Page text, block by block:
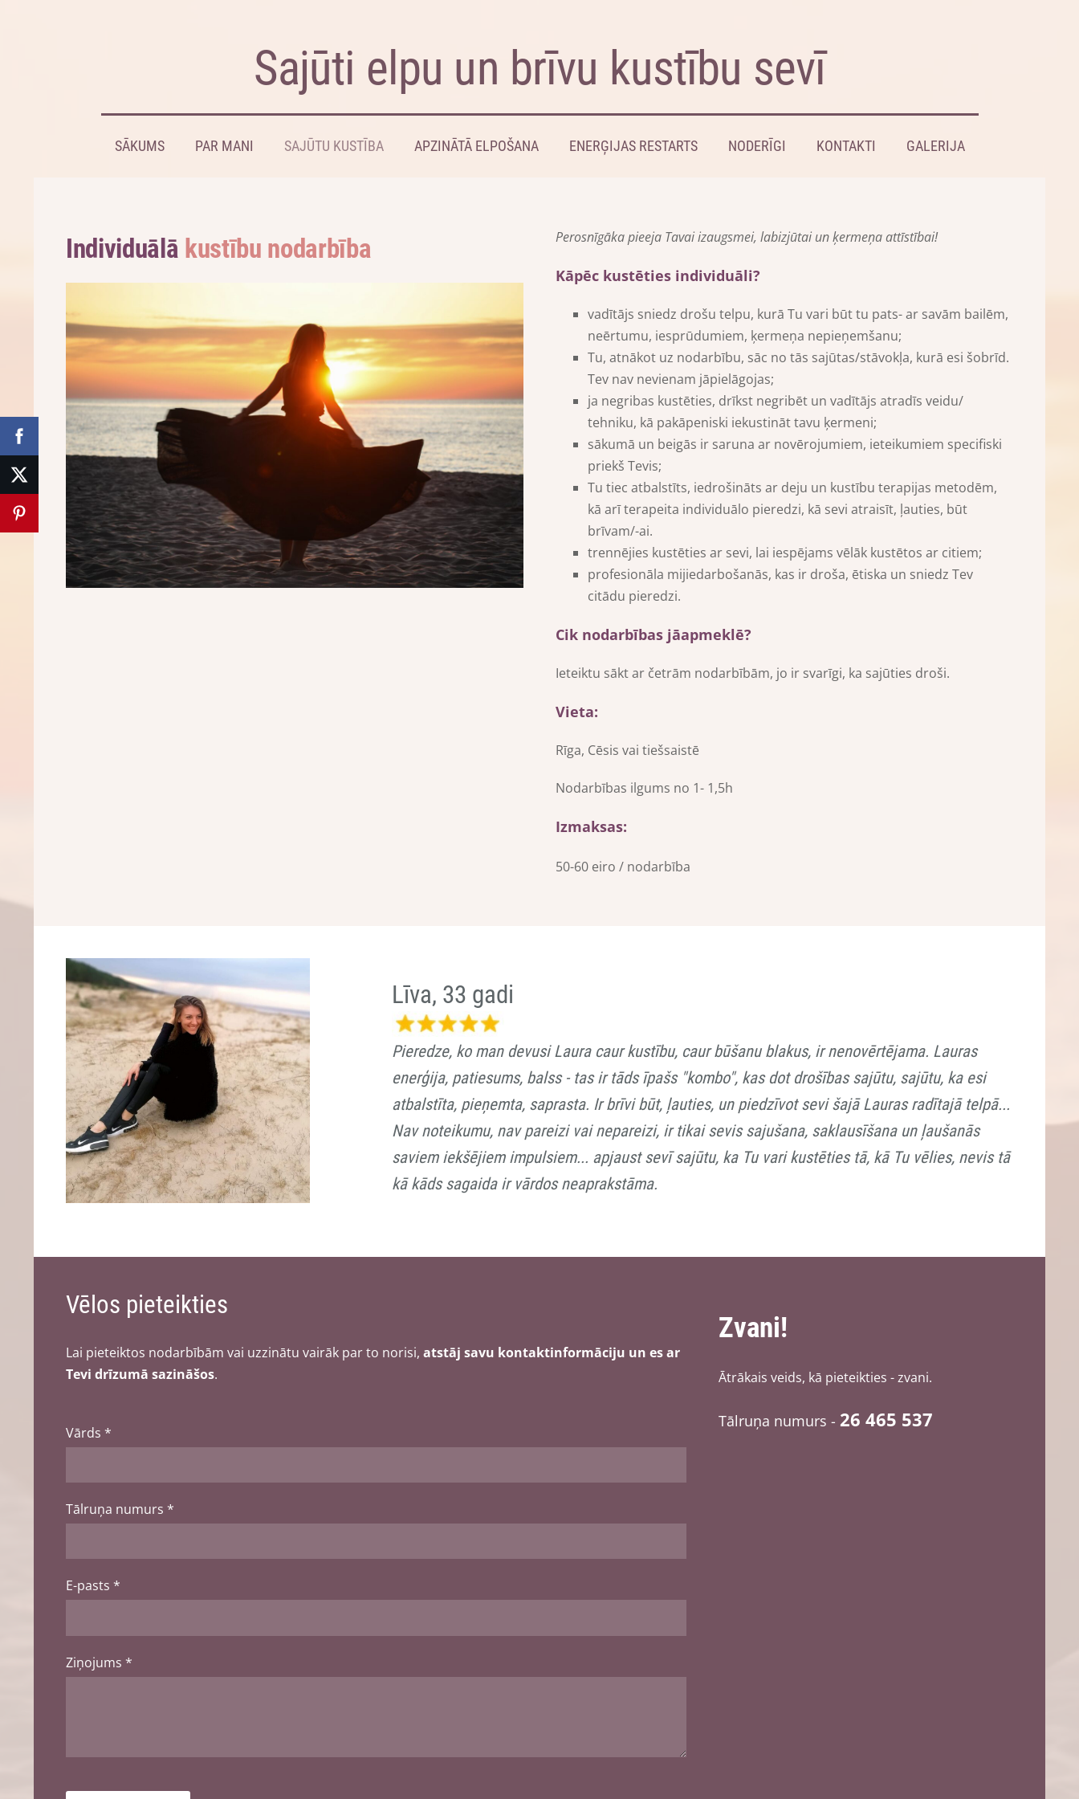
Sajūti elpu un brīvu kustību sevī
SĀKUMS PAR MANI SAJŪTU KUSTĪBA APZINĀTĀ ELPOŠANA ENERĢIJAS RESTARTS NODERĪGI KONTAKTI GALERIJA
Individuālā kustību nodarbība Perosnīgāka pieeja Tavai izaugsmei, labizjūtai un ķermeņa attīstībai!
Kāpēc kustēties individuāli?
vadītājs sniedz drošu telpu, kurā Tu vari būt tu pats- ar savām bailēm,
neērtumu, iesprūdumiem, ķermeņa nepieņemšanu;
Tu, atnākot uz nodarbību, sāc no tās sajūtas/stāvokļa, kurā esi šobrīd.
Tev nav nevienam jāpielāgojas;
ja negribas kustēties, drīkst negribēt un vadītājs atradīs veidu/
tehniku, kā pakāpeniski iekustināt tavu ķermeni;
sākumā un beigās ir saruna ar novērojumiem, ieteikumiem specifiski
priekš Tevis;
Tu tiec atbalstīts, iedrošināts ar deju un kustību terapijas metodēm,
kā arī terapeita individuālo pieredzi, kā sevi atraisīt, ļauties, būt
brīvam/-ai.
trennējies kustēties ar sevi, lai iespējams vēlāk kustētos ar citiem;
profesionāla mijiedarbošanās, kas ir droša, ētiska un sniedz Tev
citādu pieredzi.
Cik nodarbības jāapmeklē?
Ieteiktu sākt ar četrām nodarbībām, jo ir svarīgi, ka sajūties droši.
Vieta:
Rīga, Cēsis vai tiešsaistē
Nodarbības ilgums no 1- 1,5h
Izmaksas:
50-60 eiro / nodarbība
Līva, 33 gadi
Pieredze, ko man devusi Laura caur kustību, caur būšanu blakus, ir nenovērtējama. Lauras
enerģija, patiesums, balss - tas ir tāds īpašs "kombo", kas dot drošības sajūtu, sajūtu, ka esi
atbalstīta, pieņemta, saprasta. Ir brīvi būt, ļauties, un piedzīvot sevi šajā Lauras radītajā telpā...
Nav noteikumu, nav pareizi vai nepareizi, ir tikai sevis sajušana, saklausīšana un ļaušanās
saviem iekšējiem impulsiem... apjaust sevī sajūtu, ka Tu vari kustēties tā, kā Tu vēlies, nevis tā
kā kāds sagaida ir vārdos neaprakstāma.
Vēlos pieteikties
Lai pieteiktos nodarbībām vai uzzinātu vairāk par to norisi, atstāj savu kontaktinformāciju un es ar
Tevi drīzumā sazināšos.
Vārds *
Tālruņa numurs *
E-pasts *
Ziņojums *
Zvani!
Ātrākais veids, kā pieteikties - zvani.
Tālruņa numurs - 26 465 537